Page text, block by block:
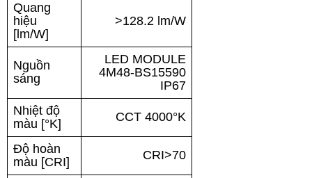
Quang
hiệu
[lm/W]
>128.2 lm/W
Nguồn
sáng
LED MODULE
4M48-BS15590
IP67
Nhiệt độ
màu [°K]
CCT 4000°K
Độ hoàn
màu [CRI]
CRI>70